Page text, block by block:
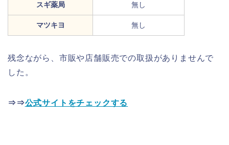
スギ薬局 無し
マツキヨ 無し
残念ながら、市販や店舗販売での取扱がありませんで
した。
⇒⇒公式サイトをチェックする